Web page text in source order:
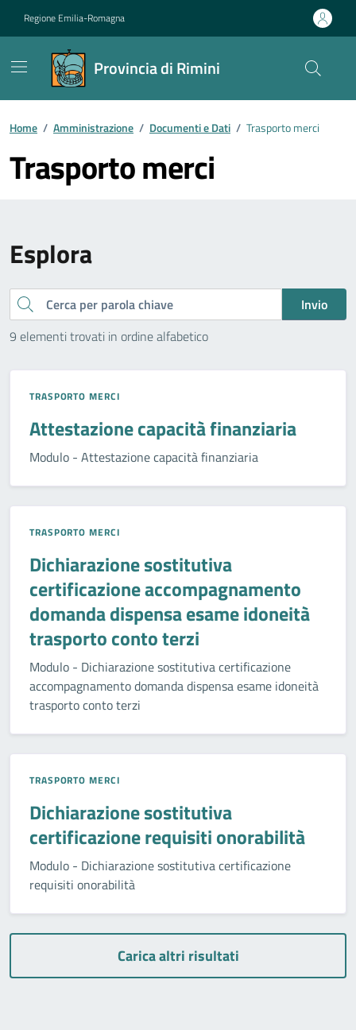
Regione Emilia-Romagna
Provincia di Rimini
Contenuti in evidenza
Home / Amministrazione / Documenti e Dati / Trasporto merci
Trasporto merci
Esplora
Cerca
Invio
9 elementi trovati in ordine alfabetico
TRASPORTO MERCI
Attestazione capacità finanziaria
Modulo - Attestazione capacità finanziaria
TRASPORTO MERCI
Dichiarazione sostitutiva
certificazione accompagnamento
domanda dispensa esame idoneità
trasporto conto terzi
Modulo - Dichiarazione sostitutiva certificazione
accompagnamento domanda dispensa esame idoneità
trasporto conto terzi
TRASPORTO MERCI
Dichiarazione sostitutiva
certificazione requisiti onorabilità
Modulo - Dichiarazione sostitutiva certificazione
requisiti onorabilità
Carica altri risultati